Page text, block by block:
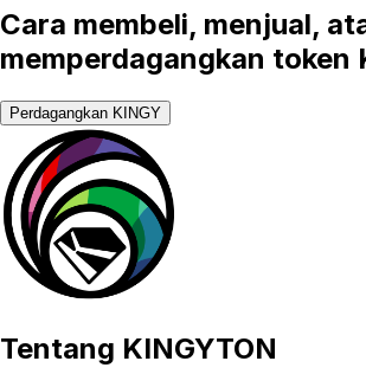
Cara membeli, menjual,
memperdagangkan token
Perdagangkan KINGY
Tentang KINGYTON